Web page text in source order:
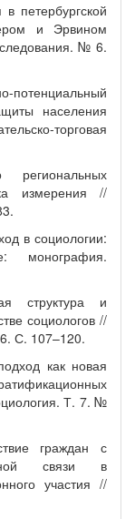
петербургской
и Эрвином
№ 6.
населения
торговая
измерения //
в социологии:
монография.
структура и
социологов //
С. 107–120.
как новая
Т. 7. №
граждан с
связи в
участия //